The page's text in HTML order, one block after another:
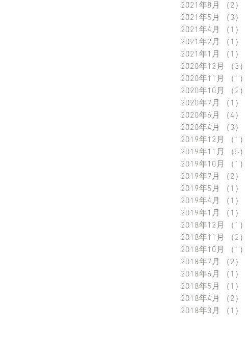
2021年8月
（2）
2021年5月
（3）
2021年4月
（1）
2021年2月
（1）
2021年1月
（1）
2020年12月
（3）
2020年11月
（1）
2020年10月
（2）
2020年7月
（1）
2020年6月
（4）
2020年4月
（3）
2019年12月
（1）
2019年11月
（5）
2019年10月
（1）
2019年7月
（2）
2019年5月
（1）
2019年4月
（1）
2019年1月
（1）
2018年12月
（1）
2018年11月
（2）
2018年10月
（1）
2018年7月
（2）
2018年6月
（1）
2018年5月
（1）
2018年4月
（2）
2018年3月
（1）